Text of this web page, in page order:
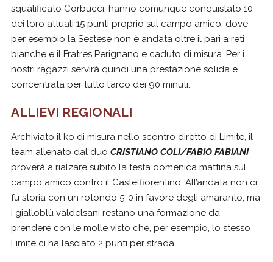
squalificato Corbucci, hanno comunque conquistato 10
dei loro attuali 15 punti proprio sul campo amico, dove
per esempio la Sestese non è andata oltre il pari a reti
bianche e il Fratres Perignano e caduto di misura. Per i
nostri ragazzi servirà quindi una prestazione solida e
concentrata per tutto l’arco dei 90 minuti.
ALLIEVI REGIONALI
Archiviato il ko di misura nello scontro diretto di Limite, il
team allenato dal duo CRISTIANO COLI/FABIO FABIANI
proverà a rialzare subito la testa domenica mattina sul
campo amico contro il Castelfiorentino. All’andata non ci
fu storia con un rotondo 5-0 in favore degli amaranto, ma
i gialloblù valdelsani restano una formazione da
prendere con le molle visto che, per esempio, lo stesso
Limite ci ha lasciato 2 punti per strada.